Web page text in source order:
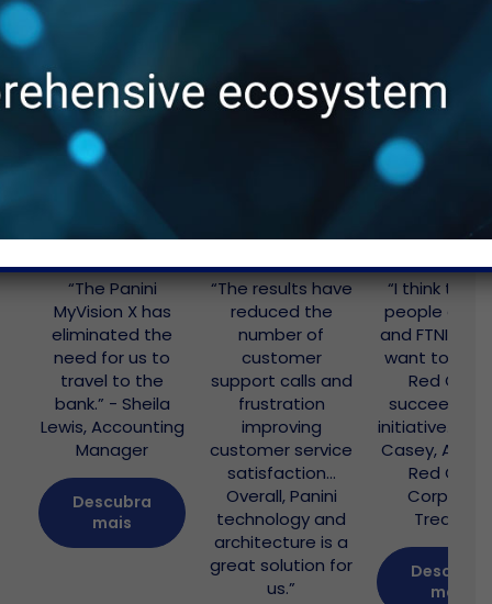
“The Panini
MyVision X has
eliminated the
need for us to
travel to the
bank.” - Sheila
Lewis, Accounting
Manager
Descubra
mais
“The results have
reduced the
number of
customer
support calls and
frustration
improving
customer service
satisfaction…
Overall, Panini
technology and
architecture is a
great solution for
us.”
“I think that
people at
and FTNI
want to see
Red Cross
succeed in
initiative.” -
Casey,
Red Cross
Treasure
Descubra
mais